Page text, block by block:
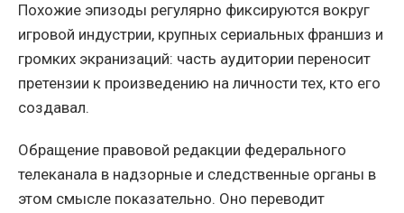
Похожие эпизоды регулярно фиксируются вокруг
игровой индустрии, крупных сериальных франшиз и
громких экранизаций: часть аудитории переносит
претензии к произведению на личности тех, кто его
создавал.
Обращение правовой редакции федерального
телеканала в надзорные и следственные органы в
этом смысле показательно. Оно переводит